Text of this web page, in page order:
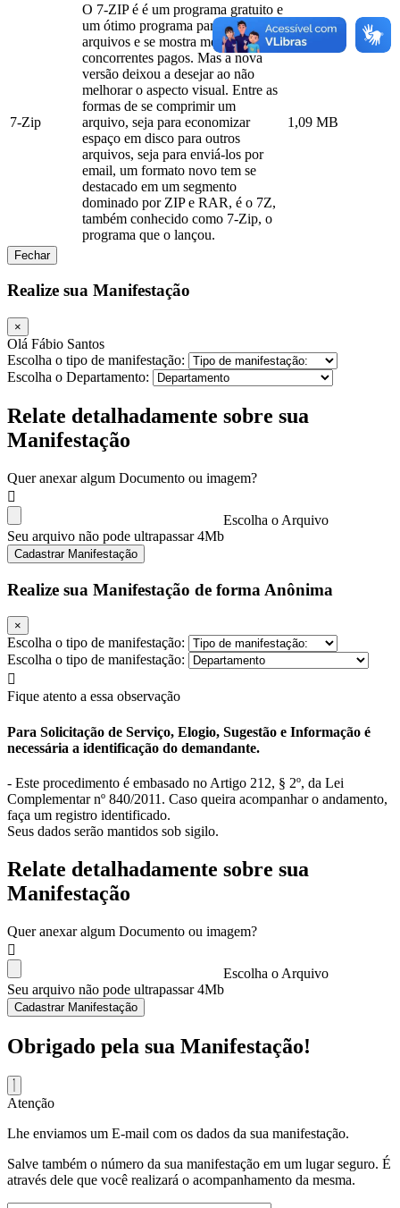
7-Zip
O 7-ZIP é é um programa gratuito e
um ótimo programa para compactar
arquivos e se mostra melhor que os
concorrentes pagos. Mas a nova
versão deixou a desejar ao não
melhorar o aspecto visual. Entre as
formas de se comprimir um
arquivo, seja para economizar
espaço em disco para outros
arquivos, seja para enviá-los por
email, um formato novo tem se
destacado em um segmento
dominado por ZIP e RAR, é o 7Z,
também conhecido como 7-Zip, o
programa que o lançou.
1,09 MB
Fechar
Realize sua Manifestação
×
Olá Fábio Santos
Escolha o tipo de manifestação:
Escolha o Departamento:
Relate detalhadamente sobre sua
Manifestação
Quer anexar algum Documento ou imagem?
Escolha o Arquivo
Seu arquivo não pode ultrapassar 4Mb
Cadastrar Manifestação
Realize sua Manifestação de forma Anônima
×
Escolha o tipo de manifestação:
Escolha o tipo de manifestação:
Fique atento a essa observação
Para Solicitação de Serviço, Elogio, Sugestão e Informação é
necessária a identificação do demandante.
- Este procedimento é embasado no Artigo 212, § 2º, da Lei
Complementar nº 840/2011. Caso queira acompanhar o andamento,
faça um registro identificado.
Seus dados serão mantidos sob sigilo.
Relate detalhadamente sobre sua
Manifestação
Quer anexar algum Documento ou imagem?
Escolha o Arquivo
Seu arquivo não pode ultrapassar 4Mb
Cadastrar Manifestação
Obrigado pela sua Manifestação!
Atenção
Lhe enviamos um E-mail com os dados da sua manifestação.
Salve também o número da sua manifestação em um lugar seguro. É
através dele que você realizará o acompanhamento da mesma.